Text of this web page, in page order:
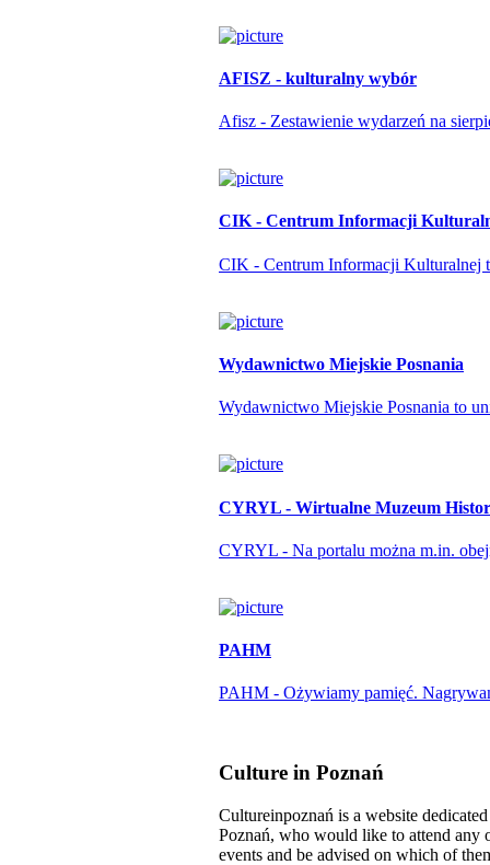
AFISZ - kulturalny wybór
Afisz - Zestawienie wydarzeń na
CIK - Centrum Informacji
CIK - Centrum Informacji Kulturalnej
Wydawnictwo Miejskie Posnania
Wydawnictwo Miejskie Posnania to
CYRYL - Wirtualne Muzeum
CYRYL - Na portalu można m.in.
PAHM
PAHM - Ożywiamy pamięć.
Culture in Poznań
Cultureinpoznań is a website
Poznań, who would like to attend any
events and be advised on which of